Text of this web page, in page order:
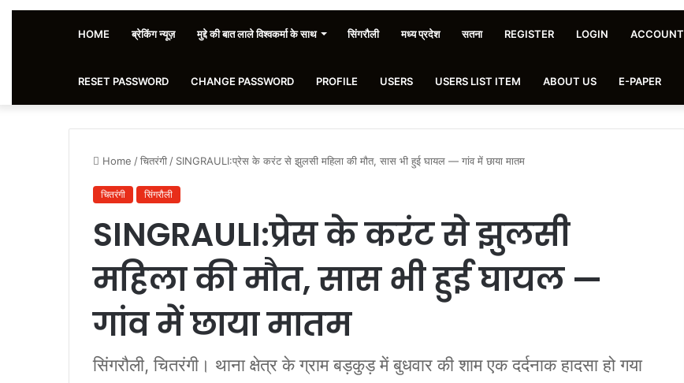
HOME ब्रेकिंग न्यूज़ मुद्दे की बात लाले विश्वकर्मा के साथ सिंगरौली मध्य प्रदेश सतना REGISTER LOGIN ACCOUNT
RESET PASSWORD CHANGE PASSWORD PROFILE USERS USERS LIST ITEM ABOUT US E-PAPER
Home /चितरंगी / SINGRAULI:प्रेस के करंट से झुलसी महिला की मौत, सास भी हुई घायल — गांव में छाया मातम
चितरंगी सिंगरौली
SINGRAULI:प्रेस के करंट से झुलसी
महिला की मौत, सास भी हुई घायल —
गांव में छाया मातम
सिंगरौली, चितरंगी। थाना क्षेत्र के ग्राम बड़कुड़ में बुधवार की शाम एक दर्दनाक हादसा हो गया